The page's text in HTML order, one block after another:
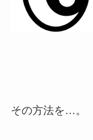
その方法を…。